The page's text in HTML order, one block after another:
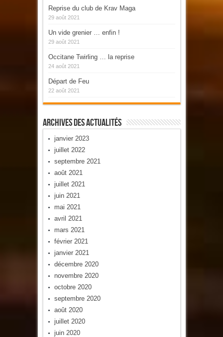
Reprise du club de Krav Maga
29 août 2021
Un vide grenier … enfin !
29 août 2021
Occitane Twirling … la reprise
24 août 2021
Départ de Feu
22 août 2021
Archives Des Actualités
janvier 2023
juillet 2022
septembre 2021
août 2021
juillet 2021
juin 2021
mai 2021
avril 2021
mars 2021
février 2021
janvier 2021
décembre 2020
novembre 2020
octobre 2020
septembre 2020
août 2020
juillet 2020
juin 2020